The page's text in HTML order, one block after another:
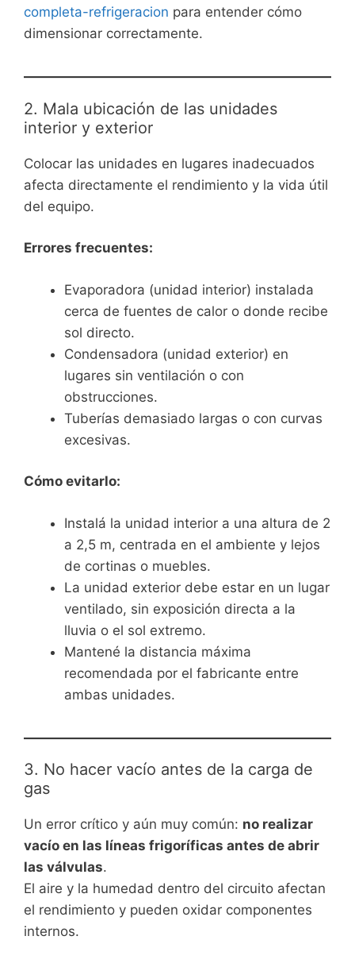
completa-refrigeracion para entender cómo
dimensionar correctamente.
2. Mala ubicación de las unidades
interior y exterior
Colocar las unidades en lugares inadecuados
afecta directamente el rendimiento y la vida útil
del equipo.
Errores frecuentes:
Evaporadora (unidad interior) instalada
cerca de fuentes de calor o donde recibe
sol directo.
Condensadora (unidad exterior) en
lugares sin ventilación o con
obstrucciones.
Tuberías demasiado largas o con curvas
excesivas.
Cómo evitarlo:
Instalá la unidad interior a una altura de 2
a 2,5 m, centrada en el ambiente y lejos
de cortinas o muebles.
La unidad exterior debe estar en un lugar
ventilado, sin exposición directa a la
lluvia o el sol extremo.
Mantené la distancia máxima
recomendada por el fabricante entre
ambas unidades.
3. No hacer vacío antes de la carga de
gas
Un error crítico y aún muy común: no realizar
vacío en las líneas frigoríficas antes de abrir
las válvulas.
El aire y la humedad dentro del circuito afectan
el rendimiento y pueden oxidar componentes
internos.